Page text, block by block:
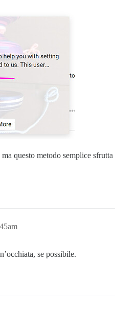
questo metodo semplice
se possibile.